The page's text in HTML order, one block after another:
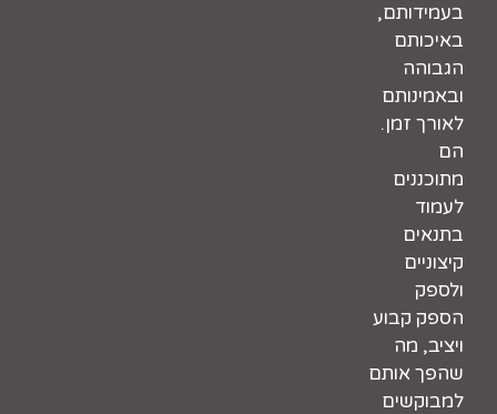
בעמידותם,
באיכותם
הגבוהה
ובאמינותם
לאורך זמן.
הם
מתוכננים
לעמוד
בתנאים
קיצוניים
ולספק
הספק קבוע
ויציב, מה
שהפך אותם
למבוקשים